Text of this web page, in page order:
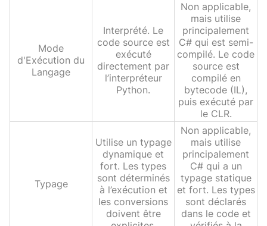
Mode
d'Exécution du
Langage
Interprété. Le
code source est
exécuté
directement par
l’interpréteur
Python.
Non applicable,
mais utilise
principalement
C# qui est semi-
compilé. Le code
source est
compilé en
bytecode (IL),
puis exécuté par
le CLR.
Typage
Utilise un typage
dynamique et
fort. Les types
sont déterminés
à l’exécution et
les conversions
doivent être
Non applicable,
mais utilise
principalement
C# qui a un
typage statique
et fort. Les types
sont déclarés
dans le code et